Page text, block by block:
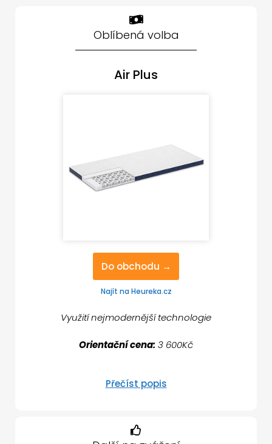
Oblíbená volba
Air Plus
Do obchodu →
Najít na Heureka.cz
Využití nejmodernější technologie
Orientační cena: 3 600Kč
Přečíst popis